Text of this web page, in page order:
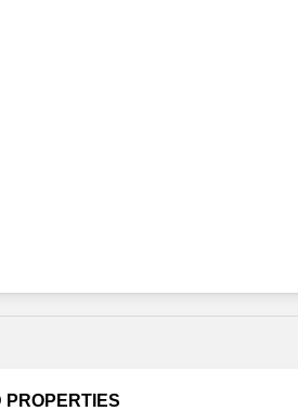
PROPERTIES